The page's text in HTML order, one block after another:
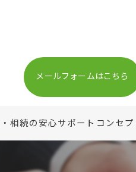
メールフォームはこちら
相続の安心サポート コンセプ